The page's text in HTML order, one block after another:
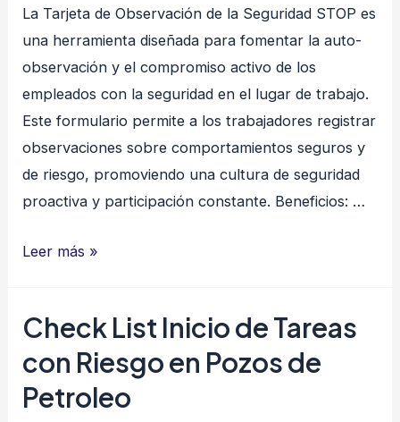
de
la
cirugía
La Tarjeta de Observación de la Seguridad STOP es
una herramienta diseñada para fomentar la auto-
observación y el compromiso activo de los
empleados con la seguridad en el lugar de trabajo.
Este formulario permite a los trabajadores registrar
observaciones sobre comportamientos seguros y
de riesgo, promoviendo una cultura de seguridad
proactiva y participación constante. Beneficios: …
Tarjeta
de
la
Seguridad
STOP
Leer más »
Check List Inicio de Tareas
con Riesgo en Pozos de
Petroleo